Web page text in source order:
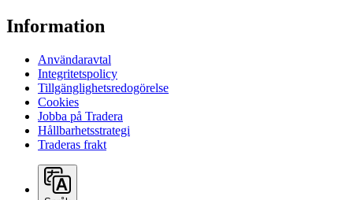
Information
Användaravtal
Integritetspolicy
Tillgänglighetsredogörelse
Cookies
Jobba på Tradera
Hållbarhetsstrategi
Traderas frakt